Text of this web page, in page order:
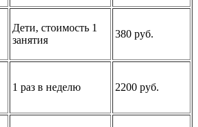
Дети, стоимость 1
занятия
380 руб.
1 раз в неделю 2200 руб.